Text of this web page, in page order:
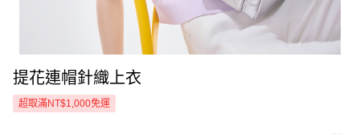
提花連帽針織上衣
超取滿NT$1,000免運